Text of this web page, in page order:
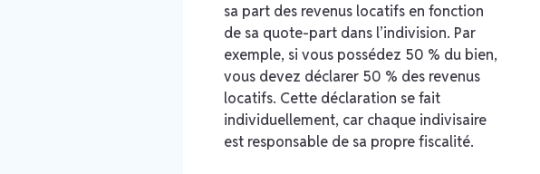
sa part des revenus locatifs en fonction
de sa quote-part dans l’indivision. Par
exemple, si vous possédez 50 % du bien,
vous devez déclarer 50 % des revenus
locatifs. Cette déclaration se fait
individuellement, car chaque indivisaire
est responsable de sa propre fiscalité.